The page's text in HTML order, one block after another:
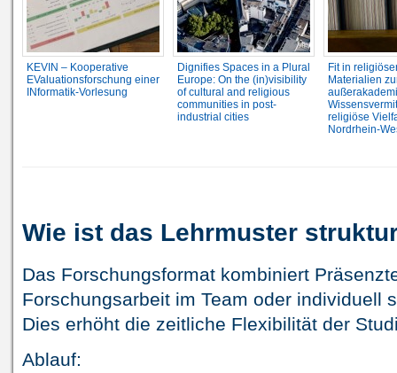
KEVIN – Kooperative
EValuationsforschung einer
INformatik-Vorlesung
Dignifies Spaces in a Plural
Europe: On the (in)visibility
of cultural and religious
communities in post-
industrial cities
Fit in
Materialien
religiöse
Nordrhein-
Wie ist das Lehrmuster
Das Forschungsformat kombiniert
Forschungsarbeit im Team oder individuell
Dies erhöht die zeitliche Flexibilität der
Ablauf: